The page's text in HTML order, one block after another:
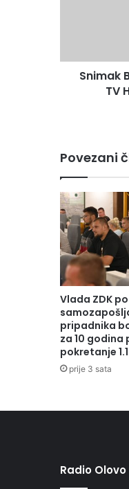
subotu
23.januara
Snimak
TV
Povezani
Vlada ZDK
pripadnika
za 10 godina
pokretanje
prije 3 sata
Radio Olovo